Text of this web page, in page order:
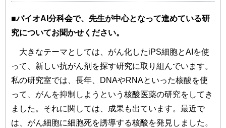
■バイオAI分科会で、先生が中心となって進めている研
究についてお聞かせください。
大きなテーマとしては、がん化したiPS細胞とAIを使
って、新しい抗がん剤を探す研究に取り組んでいます。
私の研究室では、長年、DNAやRNAといった核酸を使
って、がんを抑制しようという核酸医薬の研究をしてき
ました。それに関しては、成果も出ています。最近で
は、がん細胞に細胞死を誘導する核酸を発見しました。